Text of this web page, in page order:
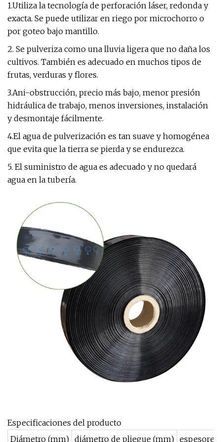
1.Utiliza la tecnología de perforación láser, redonda y
exacta. Se puede utilizar en riego por microchorro o
por goteo bajo mantillo.
2. Se pulveriza como una lluvia ligera que no daña los
cultivos. También es adecuado en muchos tipos de
frutas, verduras y flores.
3.Ani-obstrucción, precio más bajo, menor presión
hidráulica de trabajo, menos inversiones, instalación
y desmontaje fácilmente.
4.El agua de pulverización es tan suave y homogénea
que evita que la tierra se pierda y se endurezca.
5. El suministro de agua es adecuado y no quedará
agua en la tubería.
Especificaciones del producto
Diámetro (mm) diámetro de pliegue (mm)